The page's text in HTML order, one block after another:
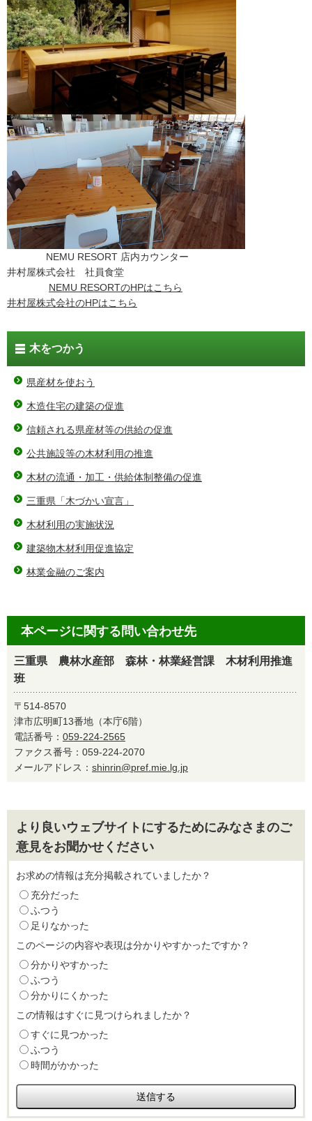
NEMU RESORT 店内カウンター
井村屋株式会社 社員食堂
NEMU RESORTのHPはこちら
井村屋株式会社のHPはこちら
木をつかう
県産材を使おう
木造住宅の建築の促進
信頼される県産材等の供給の促進
公共施設等の木材利用の推進
木材の流通・加工・供給体制整備の促進
三重県「木づかい宣言」
木材利用の実施状況
建築物木材利用促進協定
林業金融のご案内
本ページに関する問い合わせ先
三重県 農林水産部 森林・林業経営課 木材利用推進
班
〒514-8570
津市広明町13番地（本庁6階）
電話番号： 059-224-2565
ファクス番号：059-224-2070
メールアドレス： shinrin@pref.mie.lg.jp
より良いウェブサイトにするためにみなさまのご
意見をお聞かせください
お求めの情報は充分掲載されていましたか？
充分だった
ふつう
足りなかった
このページの内容や表現は分かりやすかったですか？
分かりやすかった
ふつう
分かりにくかった
この情報はすぐに見つけられましたか？
すぐに見つかった
ふつう
時間がかかった